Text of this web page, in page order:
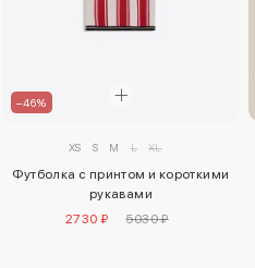
–46%
XS S M L XL
Футболка с принтом и короткими
рукавами
2730 ₽
5030 ₽